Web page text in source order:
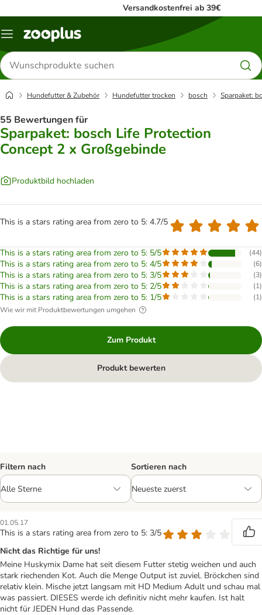
Versandkostenfrei ab 39€
Menü
Produkte
suchen
Hundefutter & Zubehör Hundefutter trocken bosch Sparpaket:
55 Bewertungen für
Sparpaket: bosch Life Protection
Concept 2 x Großgebinde
Produktbild hochladen
This is a stars rating area from zero to 5: 4.7/5
This is a stars rating area from zero to 5: 5/5 (44)
This is a stars rating area from zero to 5: 4/5 (6)
This is a stars rating area from zero to 5: 3/5 (3)
This is a stars rating area from zero to 5: 2/5 (1)
This is a stars rating area from zero to 5: 1/5 (1)
Wie wir mit Produktbewertungen umgehen
Zum Produkt
Produkt bewerten
Filtern nach Sortieren nach
01.05.17
This is a stars rating area from zero to 5: 3/5
Nicht das Richtige für uns!
Meine Huskymix Dame hat seit diesem Futter stetig weichen und auch
stark riechenden Kot. Auch die Menge Output ist zuviel. Bröckchen sind
relativ klein. Mische jetzt langsam mit HD Medium Adult und schau mal
was passiert. DIESES werde ich definitiv nicht mehr kaufen. Ist halt
nicht für JEDEN Hund das Passende.